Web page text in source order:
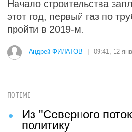
Начало строительства
этот год, первый газ по
пройти в 2019-м.
Андрей ФИЛАТОВ 09:41, 12
ПО ТЕМЕ
Из "Северного
политику